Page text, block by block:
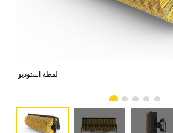
لقطة استوديو